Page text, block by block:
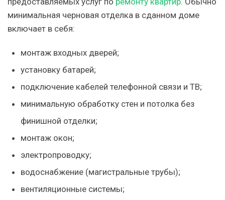
минимальная черновая отделка в сданном доме
включает в себя:
монтаж входных дверей;
установку батарей;
подключение кабелей телефонной связи и ТВ;
минимальную обработку стен и потолка без
финишной отделки;
монтаж окон;
электропроводку;
водоснабжение (магистральные трубы);
вентиляционные системы;